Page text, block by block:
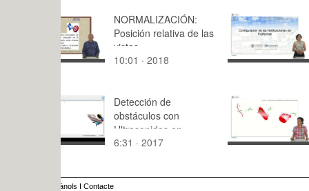
NORMALIZACIÓN:
Posición relativa de las
vistas
10:01 · 2018
poliformat
3:26 · 2017
Detección de
obstáculos con
Ultrasonidos en
Facilino
6:31 · 2017
electrico.
continuos
10:54 ·